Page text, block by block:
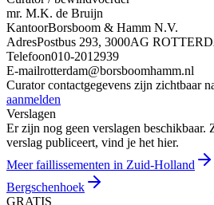
mr. M.K. de Bruijn
KantoorBorsboom & Hamm N.V.
AdresPostbus 293, 3000AG
Telefoon010-2012939
E-mailrotterdam@borsboomhamm.nl
Curator contactgegevens zijn zichtbaar
aanmelden
Verslagen
Er zijn nog geen verslagen beschikbaar.
verslag publiceert, vind je het hier.
Meer faillissementen in Zuid-Holland
Bergschenhoek
GRATIS